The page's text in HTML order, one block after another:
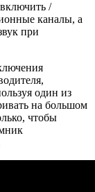
/
каналы, а
при
один из
на большом
чтобы